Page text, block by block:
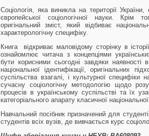
Соціологія, яка виникла на території
європейської соціологічної науки. Крім
оригінальний зміст, який відбиває
характерологічну специфіку.
Книга відкриває маловідому сторінку в
ознайомлює читача з концепціями
бути корисними сьогодні завдяки наявності
національної ідентифікації, оригінальних
суспільства взагалі, і культурної специфіки
сучасну соціологічну методологію щодо
процесів в українському суспільстві та їх
категоріального апарату класичної національ­ної
Навчальний посібник призначений для
студентів всіх вузів, де вивчається курс